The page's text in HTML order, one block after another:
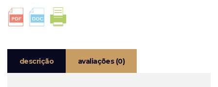
SILAMPOS
descrição avaliações (0)